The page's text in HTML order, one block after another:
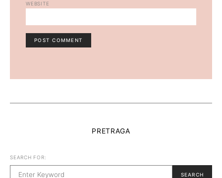
WEBSITE
PRETRAGA
SEARCH FOR:
SEARCH